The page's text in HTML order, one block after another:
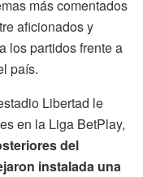
más comentados
aficionados y
los partidos frente a
país.
Libertad le
en la Liga BetPlay,
del
instalada una